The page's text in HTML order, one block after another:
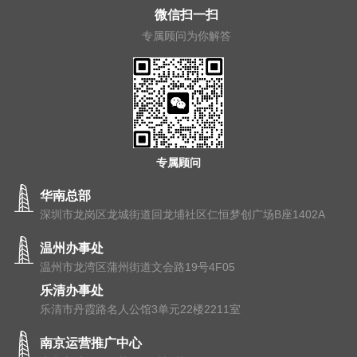
专属顾问
微信扫一扫
专属顾问为你解答
华南总部
深圳市龙岗区龙城街道回龙埔社区仁恒梦创广场B座1402A
温州办事处
温州市⻰湾区蒲州街道⽂会路19号4F05
乐清办事处
乐清市丹霞路名人公馆3单元22楼2211室
南京运营推广中心